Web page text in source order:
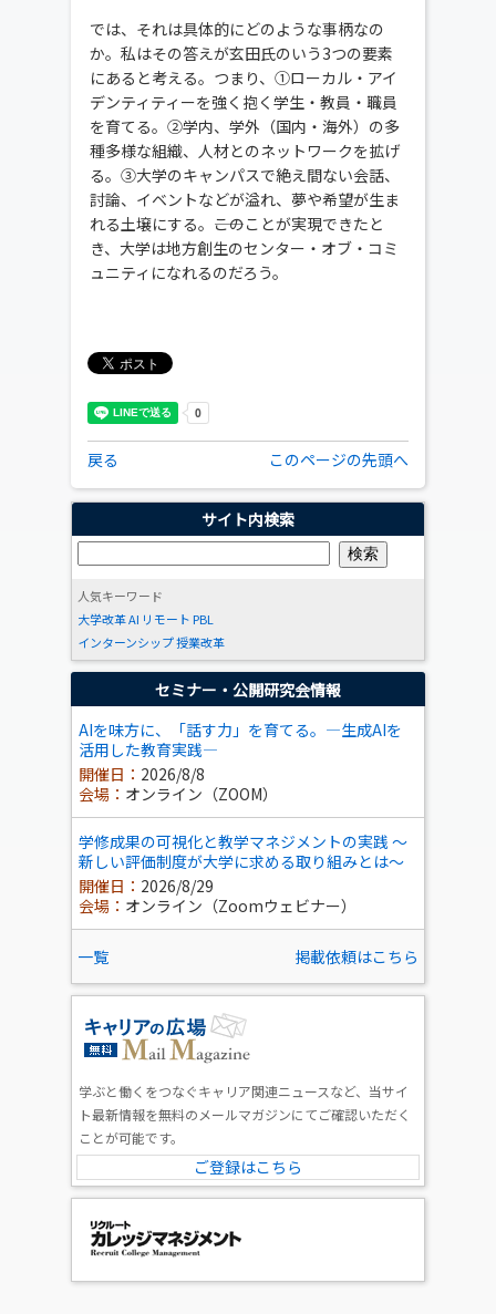
では、それは具体的にどのような事柄なの
か。私はその答えが玄田氏のいう3つの要素
にあると考える。つまり、①ローカル・アイ
デンティティーを強く抱く学生・教員・職員
を育てる。②学内、学外（国内・海外）の多
種多様な組織、人材とのネットワークを拡げ
る。③大学のキャンパスで絶え間ない会話、
討論、イベントなどが溢れ、夢や希望が生ま
れる土壌にする。――このことが実現できたと
き、大学は地方創生のセンター・オブ・コミ
ュニティになれるのだろう。
戻る このページの先頭へ
サイト内検索
人気キーワード
大学改革AI リモート PBL
インターンシップ授業改革
セミナー・公開研究会情報
AIを味方に、「話す力」を育てる。―生成AIを
活用した教育実践―
開催日： 2026/8/8
会場： オンライン（ZOOM）
学修成果の可視化と教学マネジメントの実践 ～
新しい評価制度が大学に求める取り組みとは～
開催日： 2026/8/29
会場： オンライン（Zoomウェビナー）
一覧 掲載依頼はこちら
学ぶと働くをつなぐキャリア関連ニュースなど、当サイ
ト最新情報を無料のメールマガジンにてご確認いただく
ことが可能です。
ご登録はこちら